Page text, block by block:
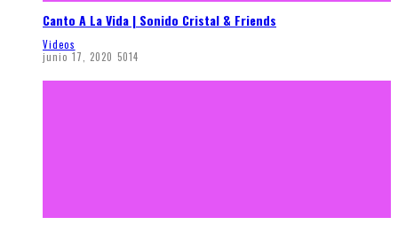
Canto A La Vida | Sonido Cristal & Friends
Videos
junio 17, 2020 5014